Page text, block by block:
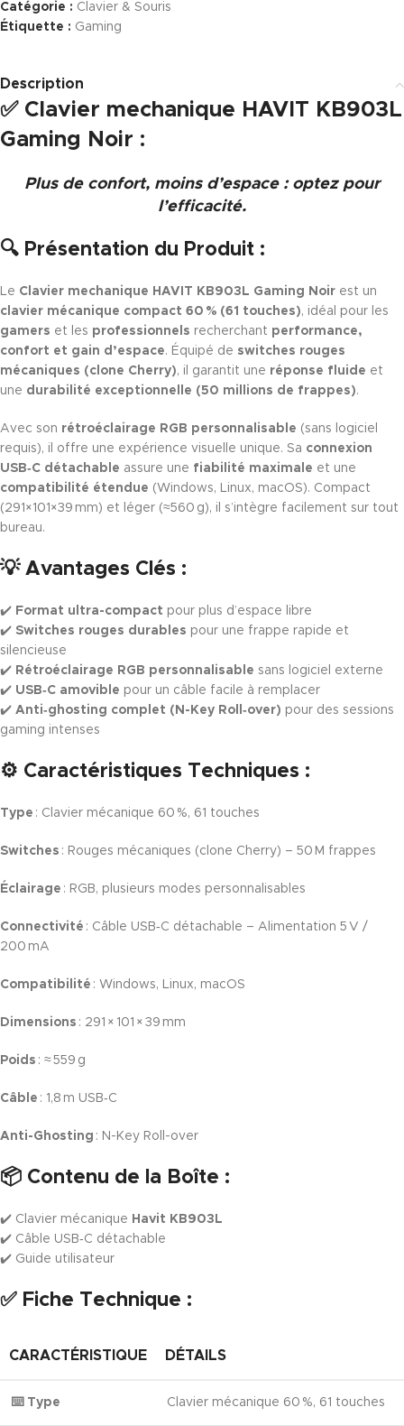
Catégorie : Clavier & Souris
Étiquette : Gaming
Description
✅ Clavier mechanique HAVIT KB903L
Gaming Noir :
Plus de confort, moins d’espace : optez pour
l’efficacité.
🔍 Présentation du Produit :
Le Clavier mechanique HAVIT KB903L Gaming Noir est un
clavier mécanique compact 60 % (61 touches), idéal pour les
gamers et les professionnels recherchant performance,
confort et gain d’espace. Équipé de switches rouges
mécaniques (clone Cherry), il garantit une réponse fluide et
une durabilité exceptionnelle (50 millions de frappes).
Avec son rétroéclairage RGB personnalisable (sans logiciel
requis), il offre une expérience visuelle unique. Sa connexion
USB‑C détachable assure une fiabilité maximale et une
compatibilité étendue (Windows, Linux, macOS). Compact
(291×101×39 mm) et léger (≈560 g), il s’intègre facilement sur tout
bureau.
💡 Avantages Clés :
✔️ Format ultra-compact pour plus d’espace libre
✔️ Switches rouges durables pour une frappe rapide et
silencieuse
✔️ Rétroéclairage RGB personnalisable sans logiciel externe
✔️ USB‑C amovible pour un câble facile à remplacer
✔️ Anti‑ghosting complet (N-Key Roll‑over) pour des sessions
gaming intenses
⚙️ Caractéristiques Techniques :
Type : Clavier mécanique 60 %, 61 touches
Switches : Rouges mécaniques (clone Cherry) – 50 M frappes
Éclairage : RGB, plusieurs modes personnalisables
Connectivité : Câble USB‑C détachable – Alimentation 5 V /
200 mA
Compatibilité : Windows, Linux, macOS
Dimensions : 291 × 101 × 39 mm
Poids : ≈ 559 g
Câble : 1,8 m USB‑C
Anti-Ghosting : N-Key Roll-over
📦 Contenu de la Boîte :
✔️ Clavier mécanique Havit KB903L
✔️ Câble USB‑C détachable
✔️ Guide utilisateur
✅ Fiche Technique :
CARACTÉRISTIQUE DÉTAILS
⌨️ Type Clavier mécanique 60 %, 61 touches